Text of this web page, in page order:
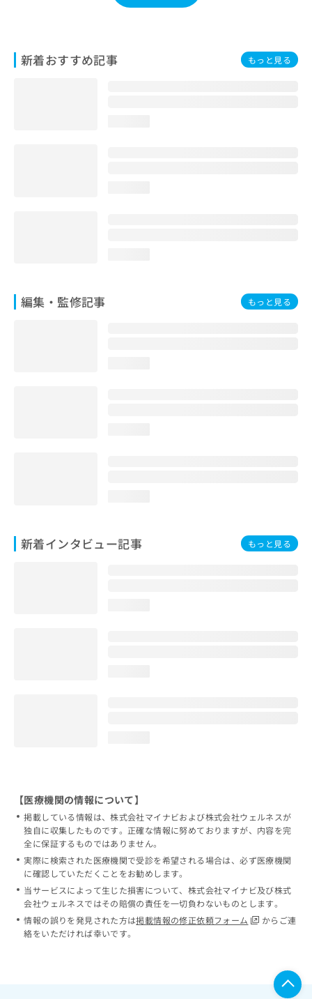
新着おすすめ記事 もっと見る
編集・監修記事 もっと見る
新着インタビュー記事 もっと見る
合
わ
【医療機関の情報について】
掲載している情報は、株式会社マイナビおよび株式会社ウェルネスが
独自に収集したものです。正確な情報に努めておりますが、内容を完
全に保証するものではありません。
実際に検索された医療機関で受診を希望される場合は、必ず医療機関
に確認していただくことをお勧めします。
当サービスによって生じた損害について、株式会社マイナビ及び株式
会社ウェルネスではその賠償の責任を一切負わないものとします。
情報の誤りを発見された方は掲載情報の修正依頼フォーム
からご連
絡をいただければ幸いです。